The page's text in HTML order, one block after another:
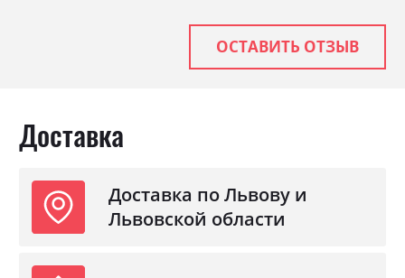
ОСТАВИТЬ ОТЗЫВ
Доставка
Доставка по Львову и
Львовской области